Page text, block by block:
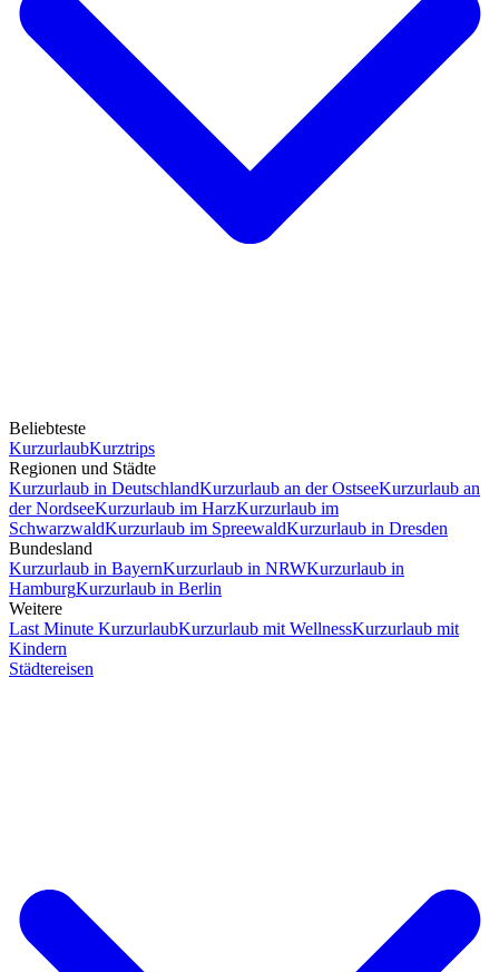
Beliebteste
KurzurlaubKurztrips
Regionen und Städte
Kurzurlaub in DeutschlandKurzurlaub an der OstseeKurzurlaub an
der NordseeKurzurlaub im HarzKurzurlaub im
SchwarzwaldKurzurlaub im SpreewaldKurzurlaub in Dresden
Bundesland
Kurzurlaub in BayernKurzurlaub in NRWKurzurlaub in
HamburgKurzurlaub in Berlin
Weitere
Last Minute KurzurlaubKurzurlaub mit WellnessKurzurlaub mit
Kindern
Städtereisen